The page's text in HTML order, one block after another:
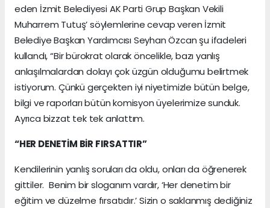
eden İzmit Belediyesi AK Parti Grup Başkan Vekili
Muharrem Tutuş’ söylemlerine cevap veren İzmit
Belediye Başkan Yardımcısı Seyhan Özcan şu ifadeleri
kullandı, “Bir bürokrat olarak öncelikle, bazı yanlış
anlaşılmalardan dolayı çok üzgün olduğumu belirtmek
istiyorum. Çünkü gerçekten iyi niyetimizle bütün belge,
bilgi ve raporları bütün komisyon üyelerimize sunduk.
Ayrıca bizzat tek tek anlattım.
“HER DENETİM BİR FIRSATTIR”
Kendilerinin yanlış soruları da oldu, onları da öğrenerek
gittiler. Benim bir sloganım vardır, ‘Her denetim bir
eğitim ve düzelme fırsatıdır.’ Sizin o saklanmış dediğiniz